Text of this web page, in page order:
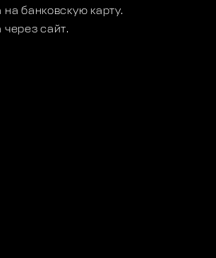
на банковскую карту.
через сайт.